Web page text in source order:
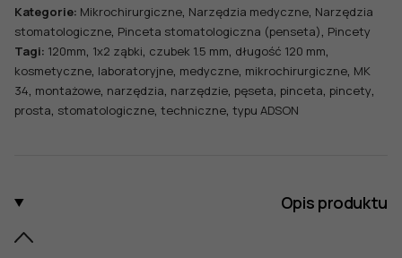
dł.
120
mm,
czubek
1,5
mm,
Kategorie: Mikrochirurgiczne, Narzędzia medyczne, Narzędzia
stomatologiczne, Pinceta stomatologiczna (penseta), Pincety
Tagi: 120mm, 1x2 ząbki, czubek 1.5 mm, długość 120 mm,
kosmetyczne, laboratoryjne, medyczne, mikrochirurgiczne, MK
34, montażowe, narzędzia, narzędzie, pęseta, pinceta, pincety,
prosta, stomatologiczne, techniczne, typu ADSON
Opis produktu